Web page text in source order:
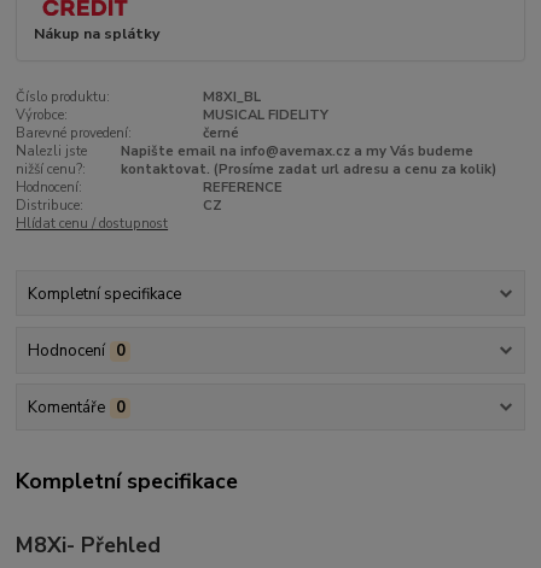
Nákup na splátky
Číslo produktu:
M8XI_BL
Výrobce:
MUSICAL FIDELITY
Barevné provedení:
černé
Nalezli jste
nižší cenu?:
Napište email na info@avemax.cz a my Vás budeme
kontaktovat. (Prosíme zadat url adresu a cenu za kolik)
Hodnocení:
REFERENCE
Distribuce:
CZ
Hlídat cenu / dostupnost
Kompletní specifikace
Hodnocení 0
Komentáře 0
Kompletní specifikace
M8Xi- Přehled